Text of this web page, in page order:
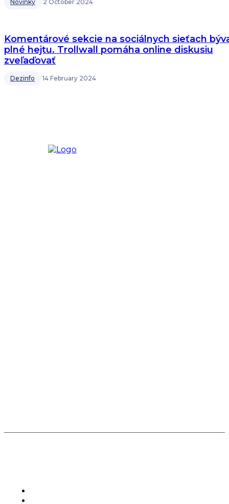
Novinky 2 October 2024
Komentárové sekcie na sociálnych sieťach
plné hejtu. Trollwall pomáha online diskusiu
zveľaďovať
Dezinfo 14 February 2024